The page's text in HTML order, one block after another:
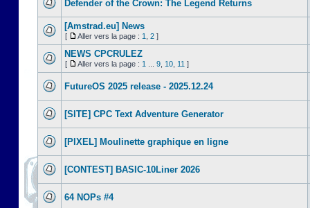
Defender of the Crown: The Legend Returns
[Amstrad.eu] News
[ Aller vers la page : 1 2 ]
NEWS CPCRULEZ
[ Aller vers la page : 1 9 10 11 ]
FutureOS 2025 release - 2025.12.24
[SITE] CPC Text Adventure Generator
[PIXEL] Moulinette graphique en ligne
[CONTEST] BASIC-10Liner 2026
64 NOPs #4